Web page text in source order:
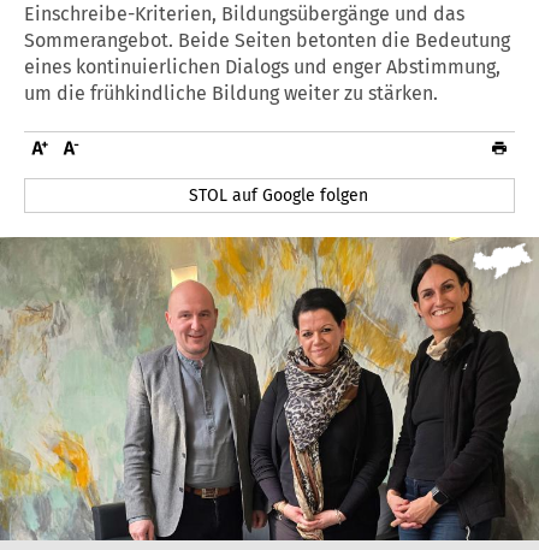
Einschreibe-Kriterien, Bildungsübergänge und das
Sommerangebot. Beide Seiten betonten die Bedeutung
eines kontinuierlichen Dialogs und enger Abstimmung,
um die frühkindliche Bildung weiter zu stärken.
STOL auf Google folgen